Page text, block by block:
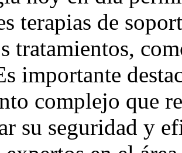
terapias de
tratamientos,
importante
complejo que
su seguridad y